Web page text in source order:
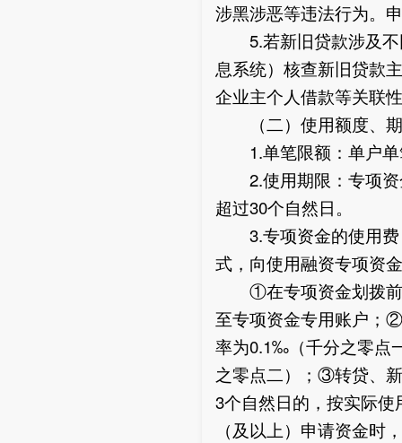
涉黑涉恶等违法行为。
5.若新旧贷款涉及不
息系统）核查新旧贷款
企业主个人借款等关联
（二）使用额度、期
1.单笔限额：单户单
2.使用期限：专项资
超过30个自然日。
3.专项资金的使用费
式，向使用融资专项资
①在专项资金划拨前
至专项资金专用账户；
率为0.1‰（千分之零点
之零点二）；③转贷、
3个自然日的，按实际
（及以上）申请资金